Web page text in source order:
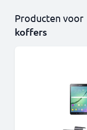
Producten voor
koffers